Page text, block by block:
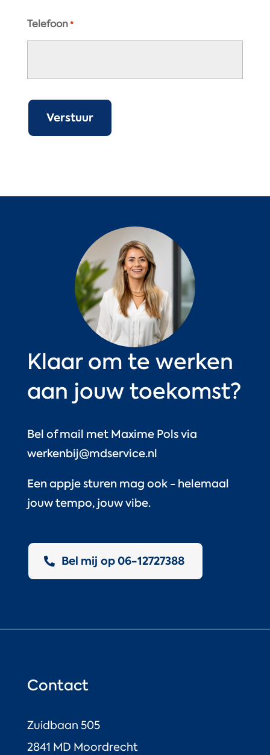
Telefoon*
Klaar om te werken
aan jouw toekomst?
Bel of mail met Maxime Pols via
werkenbij@mdservice.nl
Een appje sturen mag ook - helemaal
jouw tempo, jouw vibe.
Bel mij op 06-12727388
Contact
Zuidbaan 505
2841 MD Moordrecht